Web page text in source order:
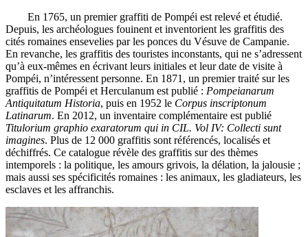
En 1765, un premier graffiti de Pompéi est relevé et étudié.
Depuis, les archéologues fouinent et inventorient les graffitis des
cités romaines ensevelies par les ponces du Vésuve de Campanie.
En revanche, les graffitis des touristes inconstants, qui ne s’adressent
qu’à eux-mêmes en écrivant leurs initiales et leur date de visite à
Pompéi, n’intéressent personne. En 1871, un premier traité sur les
graffitis de Pompéi et Herculanum est publié : Pompeianarum
Antiquitatum Historia, puis en 1952 le Corpus inscriptonum
Latinarum. En 2012, un inventaire complémentaire est publié
Titulorium graphio exaratorum qui in CIL. Vol IV: Collecti sunt
imagines. Plus de 12 000 graffitis sont référencés, localisés et
déchiffrés. Ce catalogue révèle des graffitis sur des thèmes
intemporels : la politique, les amours grivois, la délation, la jalousie ;
mais aussi ses spécificités romaines : les animaux, les gladiateurs, les
esclaves et les affranchis.